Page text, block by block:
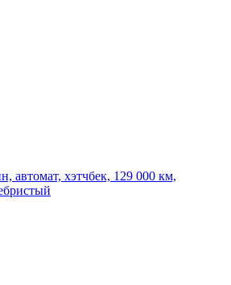
автомат, хэтчбек, 129 000 км,